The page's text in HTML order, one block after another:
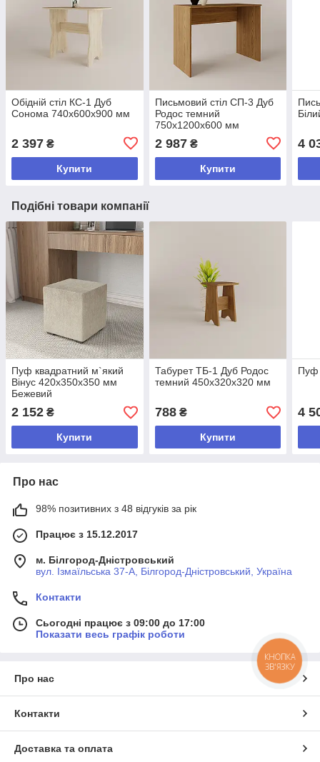
Обідній стіл КС-1 Дуб
Сонома 740х600х900 мм
2 397 ₴
Купити
Письмовий стіл СП-3 Дуб
Родос темний
750х1200х600 мм
2 987₴
Купити
4
Подібні товари компанії
Пуф квадратний м`який
Вінус 420х350х350 мм
Бежевий
2 152 ₴
Купити
Табурет ТБ-1 Дуб Родос
темний 450х320х320 мм
788₴
Купити
Пуф
4
Про нас
98% позитивних з 48 відгуків за рік
Працює з 15.12.2017
м. Білгород-Дністровський
вул. Ізмаїльська 37-А, Білгород-Дністровський, Україна
Контакти
Сьогодні працює з 09:00 до 17:00
Показати весь графік роботи
Про нас
Контакти
Доставка та оплата
КНОПКА
ЗВ'ЯЗКУ